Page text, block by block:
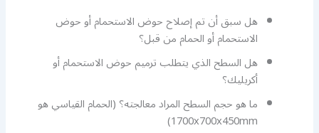
هل سبق أن تم إصلاح حوض الاستحمام أو حوض
الاستحمام أو الحمام من قبل؟
هل السطح الذي يتطلب ترميم حوض الاستحمام أو
أكريليك؟
ما هو حجم السطح المراد معالجته؟ (الحمام القياسي هو
1700x700x450mm)